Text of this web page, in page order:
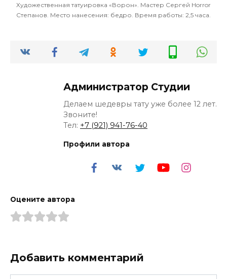
Художественная татуировка «Ворон». Мастер Сергей Horror
Степанов. Место нанесения: бедро. Время работы: 2,5 часа.
Администратор Студии
Делаем шедевры тату уже более 12 лет.
Звоните!
Тел: +7 (921) 941-76-40
Профили автора
Оцените автора
Добавить комментарий